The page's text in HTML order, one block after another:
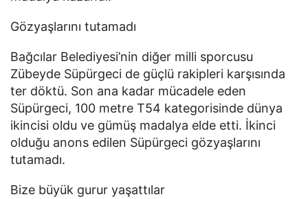
Gözyaşlarını tutamadı
Bağcılar Belediyesi’nin diğer milli sporcusu
Zübeyde Süpürgeci de güçlü rakipleri karşısında
ter döktü. Son ana kadar mücadele eden
Süpürgeci, 100 metre T54 kategorisinde dünya
ikincisi oldu ve gümüş madalya elde etti. İkinci
olduğu anons edilen Süpürgeci gözyaşlarını
tutamadı.
Bize büyük gurur yaşattılar